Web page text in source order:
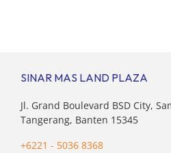
SINAR MAS LAND PLAZA
Jl. Grand Boulevard BSD City,
Tangerang, Banten 15345
+6221 - 5036 8368